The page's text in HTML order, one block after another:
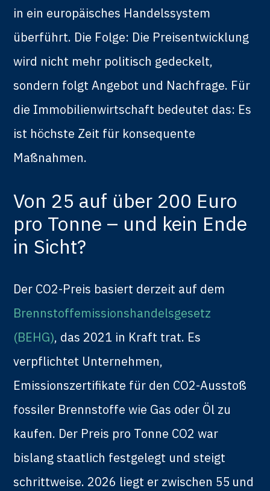
in ein europäisches Handelssystem
überführt. Die Folge: Die Preisentwicklung
wird nicht mehr politisch gedeckelt,
sondern folgt Angebot und Nachfrage. Für
die Immobilienwirtschaft bedeutet das: Es
ist höchste Zeit für konsequente
Maßnahmen.
Von 25 auf über 200 Euro
pro Tonne – und kein Ende
in Sicht?
Der CO2-Preis basiert derzeit auf dem
Brennstoffemissionshandelsgesetz
(BEHG), das 2021 in Kraft trat. Es
verpflichtet Unternehmen,
Emissionszertifikate für den CO2-Ausstoß
fossiler Brennstoffe wie Gas oder Öl zu
kaufen. Der Preis pro Tonne CO2 war
bislang staatlich festgelegt und steigt
schrittweise. 2026 liegt er zwischen 55 und